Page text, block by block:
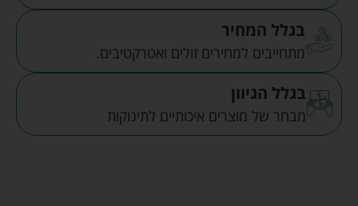
בגלל המחיר
מתחייבים למחירים זולים ואטרקטיבים.
בגלל הגיוון
מבחר של מוצרים איכותיים לתינוקות